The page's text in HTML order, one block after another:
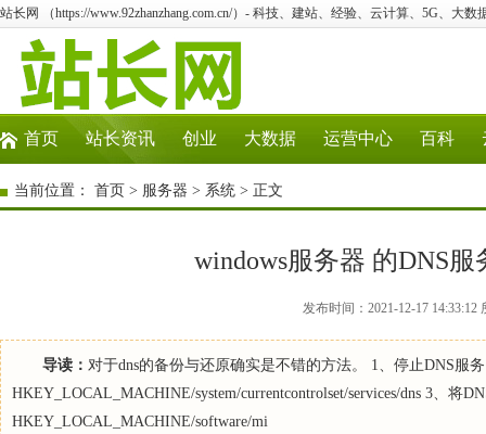
站长网 （https://www.92zhanzhang.com.cn/）- 科技、建站、经验、云计算、5G、大数
首页 站长资讯 创业 大数据 运营中心 百科
当前位置： 首页 > 服务器 > 系统 > 正文
windows服务器 的DNS
发布时间：2021-12-17
导读： 对于dns的备份与还原确实是不错的方法。 1、停止DNS服
HKEY_LOCAL_MACHINE/system/currentcontrolset/services/dns 3、将
HKEY_LOCAL_MACHINE/software/mi